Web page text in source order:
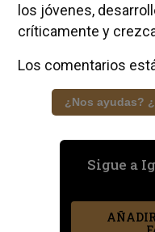
los jóvenes,
críticamente y
Los comentarios
¿Nos ayudas?
Sigue a